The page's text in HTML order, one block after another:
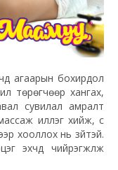
агаарын бохирдол
төрөгчөөр хангах,
сувилал амралт
иллэг хийж, сүү
хооллох нь зүйтэй.
эхчүүд чийрэгжүүлж